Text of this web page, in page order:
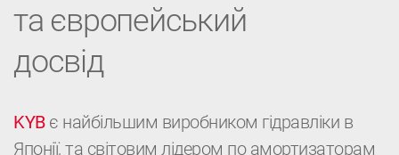
та європейський
досвід
KYBє найбільшим виробником гідравліки в
Японії, та світовим лідером по амортизаторам